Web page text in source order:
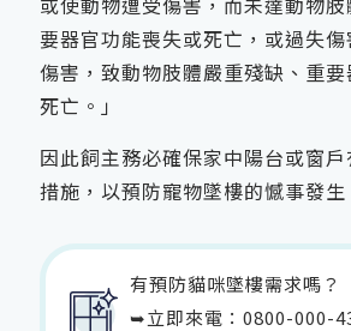
要器官功能喪失或死亡，或過失
傷害，致動物肢體嚴重殘缺、重
死亡。」
因此飼主務必確保家中陽台或窗
措施，以預防寵物墜樓的憾事發生
有預防貓咪墜樓需求嗎？
➥立即來電： 0800-000-